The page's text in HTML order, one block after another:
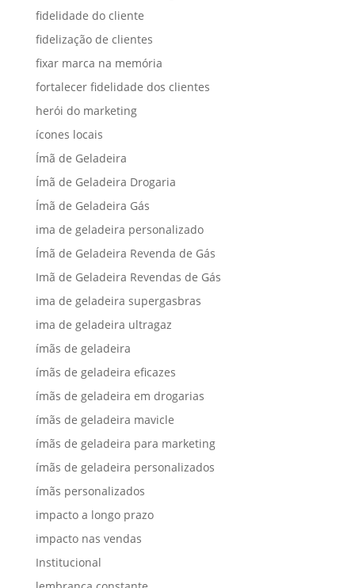
fidelidade do cliente
fidelização de clientes
fixar marca na memória
fortalecer fidelidade dos clientes
herói do marketing
ícones locais
Ímã de Geladeira
Ímã de Geladeira Drogaria
Ímã de Geladeira Gás
ima de geladeira personalizado
Ímã de Geladeira Revenda de Gás
Imã de Geladeira Revendas de Gás
ima de geladeira supergasbras
ima de geladeira ultragaz
ímãs de geladeira
ímãs de geladeira eficazes
ímãs de geladeira em drogarias
ímãs de geladeira mavicle
ímãs de geladeira para marketing
ímãs de geladeira personalizados
ímãs personalizados
impacto a longo prazo
impacto nas vendas
Institucional